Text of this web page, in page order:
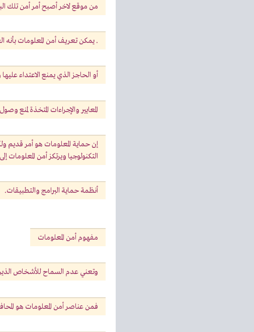
من موقع لاخر أصبح أمر أمن تلك
. يمكن تعريف أمن المعلومات بأنه
أو الحاجز الذي يمنع الاعتداء
المعايير والإجراءات المتخذة
إن حماية المعلومات هو أمر قديم
التكنولوجيا ويرتكز أمن المعلومات
أنظمة حماية البرامج والتطبيقات.
مفهوم أمن المعلومات
وتعني عدم السماح للأشخاص
فمن عناصر أمن المعلومات هو